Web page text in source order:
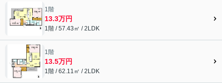
1階
13.3万円
1階 / 57.43㎡ / 2LDK
1階
13.5万円
1階 / 62.11㎡ / 2LDK